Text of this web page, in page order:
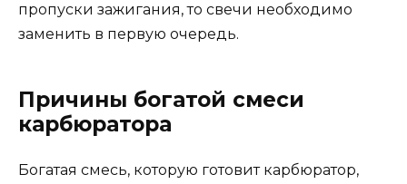
пропуски зажигания, то свечи необходимо
заменить в первую очередь.
Причины богатой смеси
карбюратора
Богатая смесь, которую готовит карбюратор,